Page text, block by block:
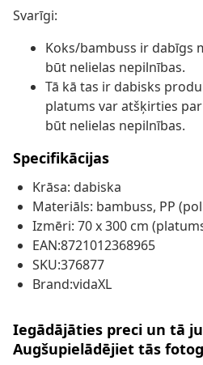
Svarīgi:
Koks/bambuss ir dabīgs
būt nelielas nepilnības.
Tā kā tas ir dabisks
platums var atšķirties
būt nelielas nepilnības.
Specifikācijas
Krāsa: dabiska
Materiāls: bambuss, PP
Izmēri: 70 x 300 cm
EAN:8721012368965
SKU:376877
Brand:vidaXL
Iegādājāties preci un tā
Augšupielādējiet tās